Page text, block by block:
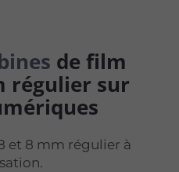
de film
régulier sur
et 8 mm régulier à